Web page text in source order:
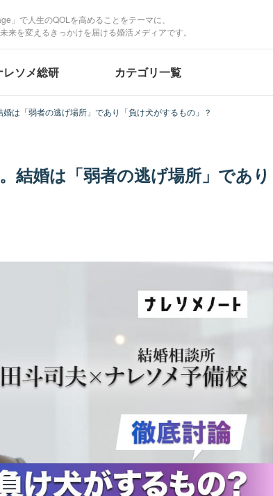
」で人生のQOLを高めることをテーマに、
来を変えるきっかけを届ける婚活メディアです。
レソメ総研 カテゴリ一覧
は「弱者の逃げ場所」であり「負け犬がするもの」？
結婚は「弱者の逃げ場所」であり